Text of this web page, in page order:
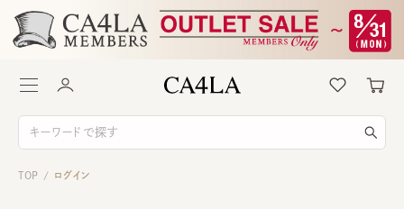
TOP / ログイン